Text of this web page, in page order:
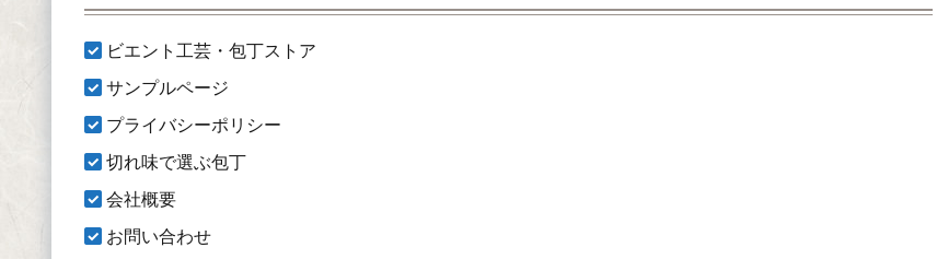
ビエント工芸・包丁ストア
サンプルページ
プライバシーポリシー
切れ味で選ぶ包丁
会社概要
お問い合わせ